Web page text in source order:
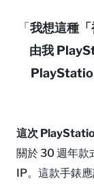
「我想這種
由我
這次
關於 30 週年款
IP。這款手錶